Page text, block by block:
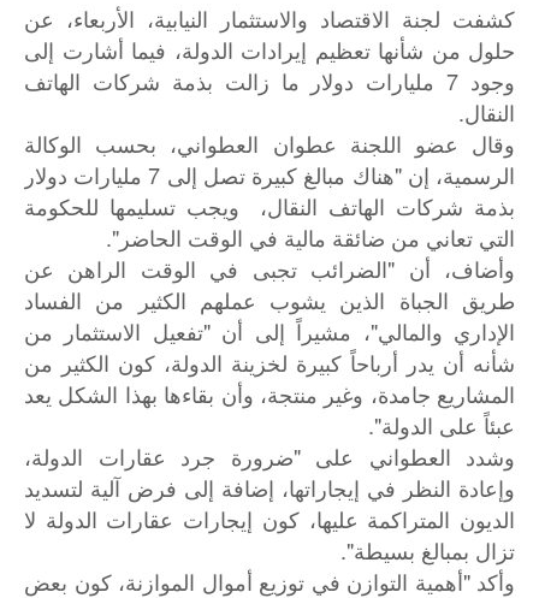
كشفت لجنة الاقتصاد والاستثمار النيابية، الأربعاء، عن
حلول من شأنها تعظيم إيرادات الدولة، فيما أشارت إلى
وجود 7 مليارات دولار ما زالت بذمة شركات الهاتف
النقال.
وقال عضو اللجنة عطوان العطواني، بحسب الوكالة
الرسمية، إن "هناك مبالغ كبيرة تصل إلى 7 مليارات دولار
بذمة شركات الهاتف النقال، ويجب تسليمها للحكومة
التي تعاني من ضائقة مالية في الوقت الحاضر".
وأضاف، أن "الضرائب تجبى في الوقت الراهن عن
طريق الجباة الذين يشوب عملهم الكثير من الفساد
الإداري والمالي"، مشيراً إلى أن "تفعيل الاستثمار من
شأنه أن يدر أرباحاً كبيرة لخزينة الدولة، كون الكثير من
المشاريع جامدة، وغير منتجة، وأن بقاءها بهذا الشكل يعد
عبئاً على الدولة".
وشدد العطواني على "ضرورة جرد عقارات الدولة،
وإعادة النظر في إيجاراتها، إضافة إلى فرض آلية لتسديد
الديون المتراكمة عليها، كون إيجارات عقارات الدولة لا
تزال بمبالغ بسيطة".
وأكد "أهمية التوازن في توزيع أموال الموازنة، كون بعض